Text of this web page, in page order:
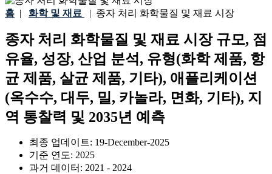
홈 | 화학 및 재료 | 종자 처리 화학물질 및 재료 시장
종자 처리 화학물질 및 재료 시장 규모, 점
유율, 성장, 산업 분석, 유형(화학 제품, 항
균 제품, 살균 제품, 기타), 애플리케이션
(옥수수, 대두, 밀, 카놀라, 면화, 기타), 지
역 통찰력 및 2035년 예측
최종 업데이트: 19-December-2025
기준 연도: 2025
과거 데이터: 2021 - 2024